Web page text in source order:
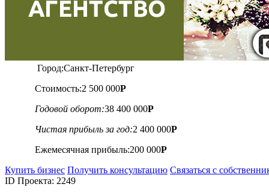
Город:Санкт-Петербург
Стоимость:2 500 000Р
Годовой оборот:38 400 000Р
Чистая прибыль за год:2 400 000Р
Ежемесячная прибыль:200 000Р
Купить бизнес Получить консультацию Связаться с
ID Проекта: 2249